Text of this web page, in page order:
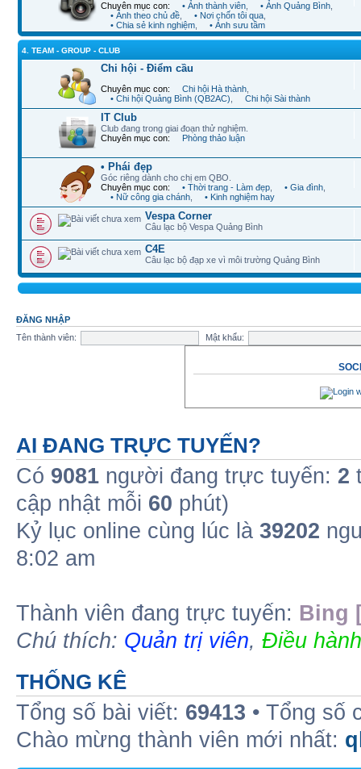
Chuyên mục con: • Ảnh thành viên • Ảnh Quảng Bình
• Ảnh theo chủ đề
• Nơi chốn tôi qua
• Chia sẻ kinh nghiệm
• Ảnh sưu tầm
4. TEAM - GROUP - CLUB
Chi hội - Điểm cầu
Chuyên mục con: Chi hội Hà thành
• Chi hội Quảng Bình (QB2AC)
Chi hội Sài thành
IT Club
Club đang trong giai đoạn thử nghiệm.
Chuyên mục con:
Phòng thảo luận
• Phái đẹp
Góc riêng dành cho chị em QBO.
Chuyên mục con:
• Thời trang - Làm đẹp • Gia đình
• Nữ công gia chánh
• Kinh nghiệm hay
Vespa Corner
Câu lạc bộ Vespa Quảng Bình
C4E
Câu lạc bộ đạp xe vì môi trường Quảng Bình
ĐĂNG NHẬP
Tên thành viên:
Mật khẩu:
AI ĐANG TRỰC TUYẾN?
Có 9081 người đang trực tuyến: 2
cập nhật mỗi 60 phút)
Kỷ lục online cùng lúc là 39202
8:02 am
Thành viên đang trực tuyến: Bing
Chú thích: Quản trị viên, Điều
THỐNG KÊ
Tổng số bài viết: 69413 • Tổng số
Chào mừng thành viên mới nhất: